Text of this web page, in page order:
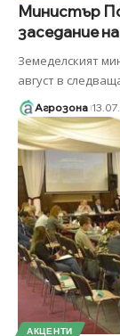
Министър
заседание
Земеделският
август в
Агрозона
АКЦЕНТИ